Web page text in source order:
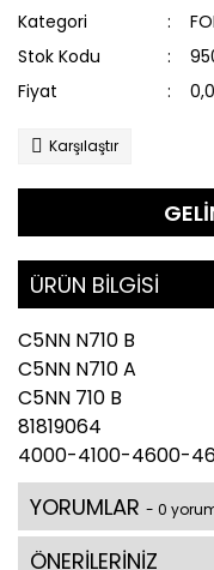
Kategori
Stok Kodu
Fiyat
Karşılaştır
ÜRÜN BİLGİSİ
C5NN N710 B
C5NN N710 A
C5NN 710 B
81819064
4000-4100-4600-
YORUMLAR - 0
ÖNERİLERİNİZ